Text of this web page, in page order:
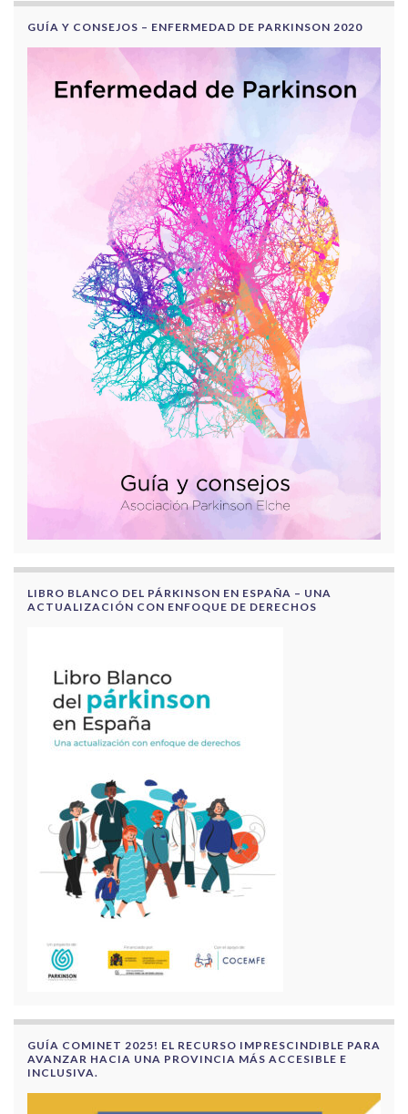
GUÍA Y CONSEJOS – ENFERMEDAD DE PARKINSON 2020
LIBRO BLANCO DEL PÁRKINSON EN ESPAÑA – UNA
ACTUALIZACIÓN CON ENFOQUE DE DERECHOS
GUÍA COMINET 2025! EL RECURSO IMPRESCINDIBLE PARA
AVANZAR HACIA UNA PROVINCIA MÁS ACCESIBLE E
INCLUSIVA.